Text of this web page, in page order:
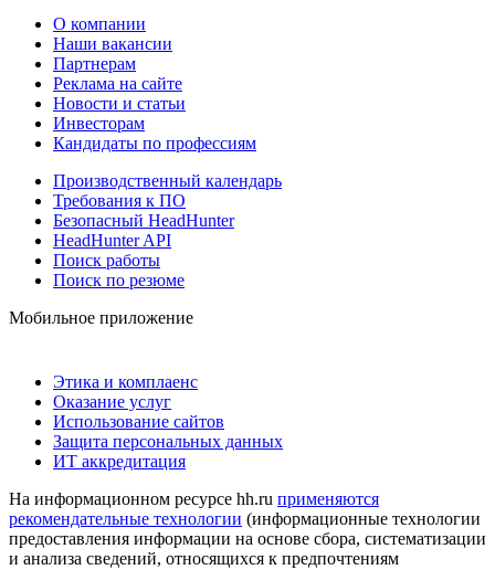
О компании
Наши вакансии
Партнерам
Реклама на сайте
Новости и статьи
Инвесторам
Кандидаты по профессиям
Производственный календарь
Требования к ПО
Безопасный HeadHunter
HeadHunter API
Поиск работы
Поиск по резюме
Мобильное приложение
Этика и комплаенс
Оказание услуг
Использование сайтов
Защита персональных данных
ИТ аккредитация
На информационном ресурсе hh.ru применяются
рекомендательные технологии (информационные технологии
предоставления информации на основе сбора, систематизации
и анализа сведений, относящихся к предпочтениям